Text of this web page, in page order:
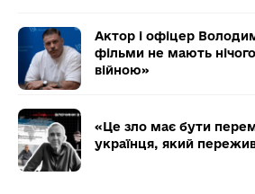
Актор і офіцер
фільми не мають нічого
війною»
«Це зло має бути
українця, який